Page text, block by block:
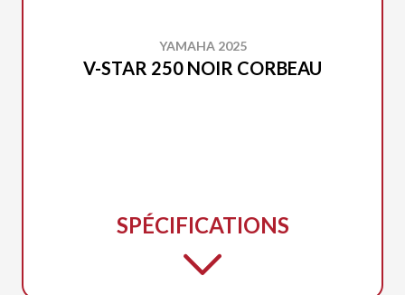
YAMAHA 2025
V-STAR 250 NOIR CORBEAU
SPÉCIFICATIONS